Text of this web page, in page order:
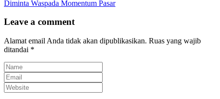
Leave a comment
Alamat email Anda tidak akan dipublikasikan. Ruas yang wajib
ditandai *